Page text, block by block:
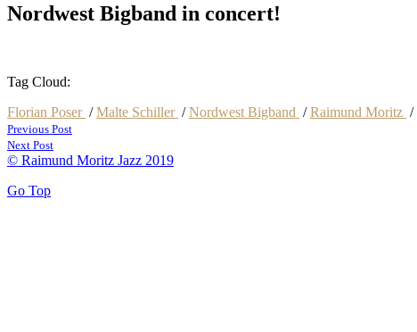
Nordwest Bigband in concert!
Tag Cloud:
Florian Poser /Malte Schiller /Nordwest Bigband /Raimund Moritz /
Previous Post
Next Post
© Raimund Moritz Jazz 2019
Go Top